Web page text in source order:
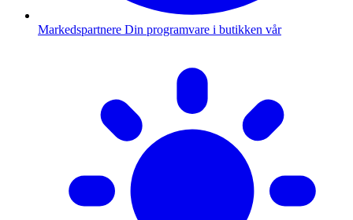
Markedspartnere Din programvare i butikken vår